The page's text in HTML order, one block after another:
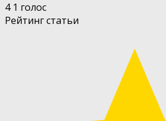
4 1 голос
Рейтинг статьи